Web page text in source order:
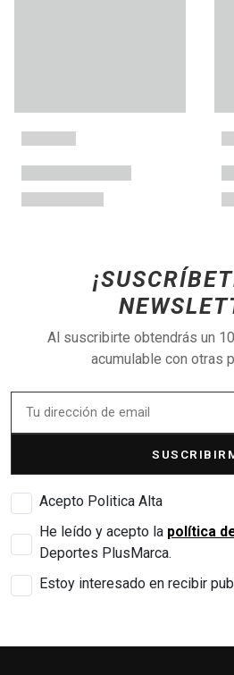
Al suscribirte obtendrás un
acumulable con otras
Acepto Politica Alta
He leído y acepto la política
Deportes PlusMarca.
Estoy interesado en recibir